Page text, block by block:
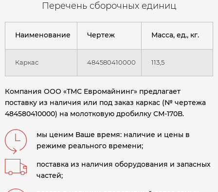
Перечень сборочных единиц
Наименование Чертеж Масса, ед., кг.
Каркас 484580410000 113,5
Компания ООО «ТМС Евромайнинг» предлагает
поставку из наличия или под заказ каркас (№ чертежа
484580410000) на молотковую дробилку СМ-170В.
мы ценим Ваше время: наличие и цены в
режиме реального времени;
поставка из наличия оборудования и запасных
частей;